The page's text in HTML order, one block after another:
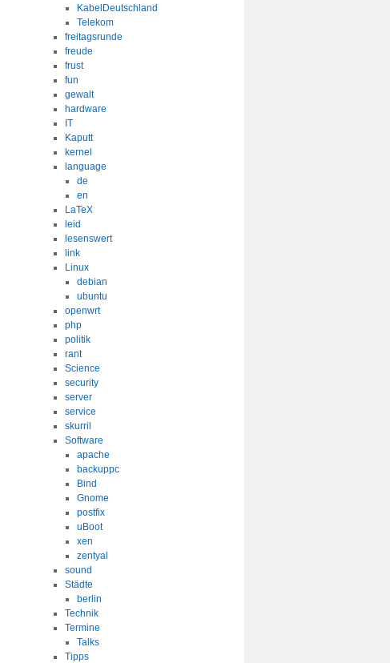
KabelDeutschland
Telekom
freitagsrunde
freude
frust
fun
gewalt
hardware
IT
Kaputt
kernel
language
de
en
LaTeX
leid
lesenswert
link
Linux
debian
ubuntu
openwrt
php
politik
rant
Science
security
server
service
skurril
Software
apache
backuppc
Bind
Gnome
postfix
uBoot
xen
zentyal
sound
Städte
berlin
Technik
Termine
Talks
Tipps